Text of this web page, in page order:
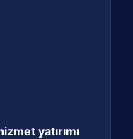
yatırımı